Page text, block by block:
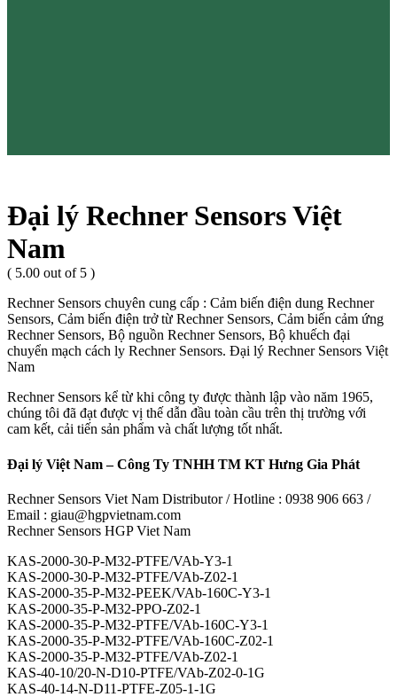
Đại lý Rechner Sensors Việt
Nam
( 5.00 out of 5 )
Rechner Sensors chuyên cung cấp : Cảm biến điện dung Rechner
Sensors, Cảm biến điện trở từ Rechner Sensors, Cảm biến cảm ứng
Rechner Sensors, Bộ nguồn Rechner Sensors, Bộ khuếch đại
chuyển mạch cách ly Rechner Sensors. Đại lý Rechner Sensors Việt
Nam
Rechner Sensors kể từ khi công ty được thành lập vào năm 1965,
chúng tôi đã đạt được vị thế dẫn đầu toàn cầu trên thị trường với
cam kết, cải tiến sản phẩm và chất lượng tốt nhất.
Đại lý Việt Nam – Công Ty TNHH TM KT Hưng Gia Phát
Rechner Sensors Viet Nam Distributor / Hotline : 0938 906 663 /
Email : giau@hgpvietnam.com
Rechner Sensors HGP Viet Nam
KAS-2000-30-P-M32-PTFE/VAb-Y3-1
KAS-2000-30-P-M32-PTFE/VAb-Z02-1
KAS-2000-35-P-M32-PEEK/VAb-160C-Y3-1
KAS-2000-35-P-M32-PPO-Z02-1
KAS-2000-35-P-M32-PTFE/VAb-160C-Y3-1
KAS-2000-35-P-M32-PTFE/VAb-160C-Z02-1
KAS-2000-35-P-M32-PTFE/VAb-Z02-1
KAS-40-10/20-N-D10-PTFE/VAb-Z02-0-1G
KAS-40-14-N-D11-PTFE-Z05-1-1G